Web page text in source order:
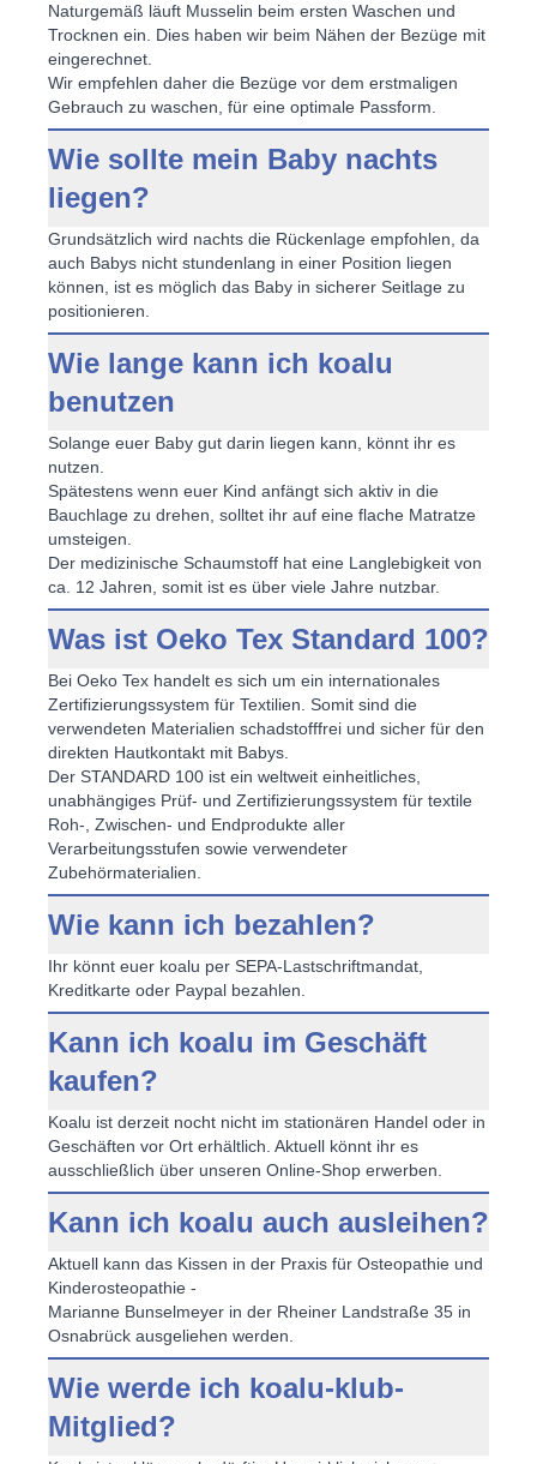
Naturgemäß läuft Musselin beim ersten Waschen und
Trocknen ein. Dies haben wir beim Nähen der Bezüge mit
eingerechnet.
Wir empfehlen daher die Bezüge vor dem erstmaligen
Gebrauch zu waschen, für eine optimale Passform.
Wie sollte mein Baby nachts
liegen?
Grundsätzlich wird nachts die Rückenlage empfohlen, da
auch Babys nicht stundenlang in einer Position liegen
können, ist es möglich das Baby in sicherer Seitlage zu
positionieren.
Wie lange kann ich koalu
benutzen
Solange euer Baby gut darin liegen kann, könnt ihr es
nutzen.
Spätestens wenn euer Kind anfängt sich aktiv in die
Bauchlage zu drehen, solltet ihr auf eine flache Matratze
umsteigen.
Der medizinische Schaumstoff hat eine Langlebigkeit von
ca. 12 Jahren, somit ist es über viele Jahre nutzbar.
Was ist Oeko Tex Standard 100?
Bei Oeko Tex handelt es sich um ein internationales
Zertifizierungssystem für Textilien. Somit sind die
verwendeten Materialien schadstofffrei und sicher für den
direkten Hautkontakt mit Babys.
Der STANDARD 100 ist ein weltweit einheitliches,
unabhängiges Prüf- und Zertifizierungssystem für textile
Roh-, Zwischen- und Endprodukte aller
Verarbeitungsstufen sowie verwendeter
Zubehörmaterialien.
Wie kann ich bezahlen?
Ihr könnt euer koalu per SEPA-Lastschriftmandat,
Kreditkarte oder Paypal bezahlen.
Kann ich koalu im Geschäft
kaufen?
Koalu ist derzeit nocht nicht im stationären Handel oder in
Geschäften vor Ort erhältlich. Aktuell könnt ihr es
ausschließlich über unseren Online-Shop erwerben.
Kann ich koalu auch ausleihen?
Aktuell kann das Kissen in der Praxis für Osteopathie und
Kinderosteopathie -
Marianne Bunselmeyer in der Rheiner Landstraße 35 in
Osnabrück ausgeliehen werden.
Wie werde ich koalu-klub-
Mitglied?